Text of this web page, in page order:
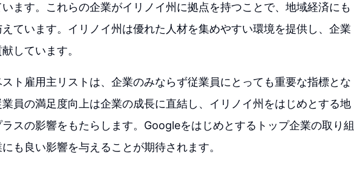
ます。これらの企業がイリノイ州に拠点を持つことで、地域経済にも
ています。イリノイ州は優れた人材を集めやすい環境を提供し、企業
しています。
ト雇用主リストは、企業のみならず従業員にとっても重要な指標とな
員の満足度向上は企業の成長に直結し、イリノイ州をはじめとする地
スの影響をもたらします。Googleをはじめとするトップ企業の取り組
も良い影響を与えることが期待されます。